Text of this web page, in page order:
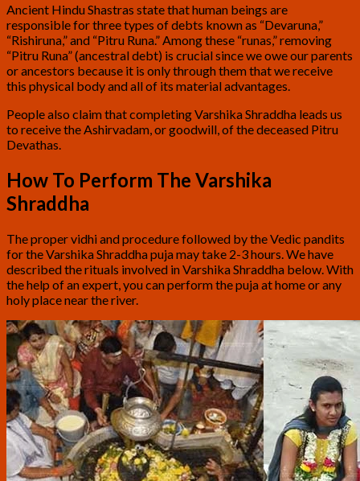
Ancient Hindu Shastras state that human beings are
responsible for three types of debts known as “Devaruna,”
“Rishiruna,” and “Pitru Runa.” Among these “runas,” removing
“Pitru Runa” (ancestral debt) is crucial since we owe our parents
or ancestors because it is only through them that we receive
this physical body and all of its material advantages.
People also claim that completing Varshika Shraddha leads us
to receive the Ashirvadam, or goodwill, of the deceased Pitru
Devathas.
How To Perform The Varshika
Shraddha
The proper vidhi and procedure followed by the Vedic pandits
for the Varshika Shraddha puja may take 2-3 hours. We have
described the rituals involved in Varshika Shraddha below. With
the help of an expert, you can perform the puja at home or any
holy place near the river.